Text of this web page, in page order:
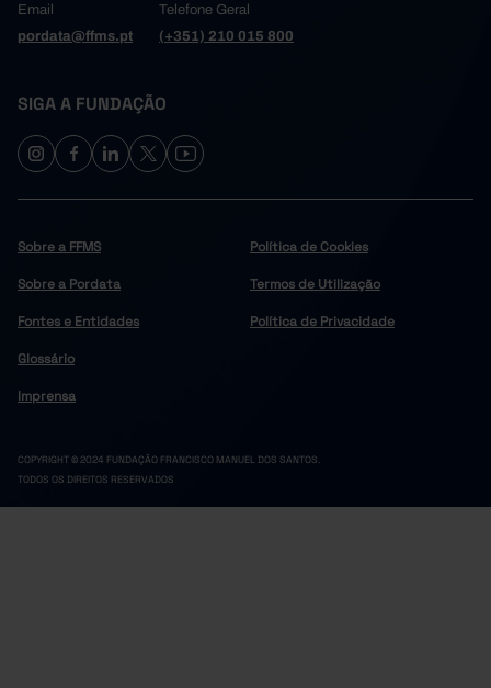
Email
pordata@ffms.pt
Telefone Geral
(+351) 210 015 800
SIGA A FUNDAÇÃO
Sobre a FFMS
Sobre a Pordata
Fontes e Entidades
Glossário
Imprensa
Política de Cookies
Termos de Utilização
Política de Privacidade
COPYRIGHT © 2024 FUNDAÇÃO FRANCISCO MANUEL DOS SANTOS.
TODOS OS DIREITOS RESERVADOS